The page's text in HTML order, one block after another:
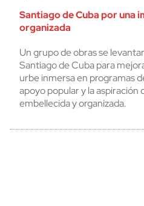
Santiago de Cuba por una
organizada
Un grupo de obras se
Santiago de Cuba para
urbe inmersa en programas
apoyo popular y la aspiración
embellecida y organizada.